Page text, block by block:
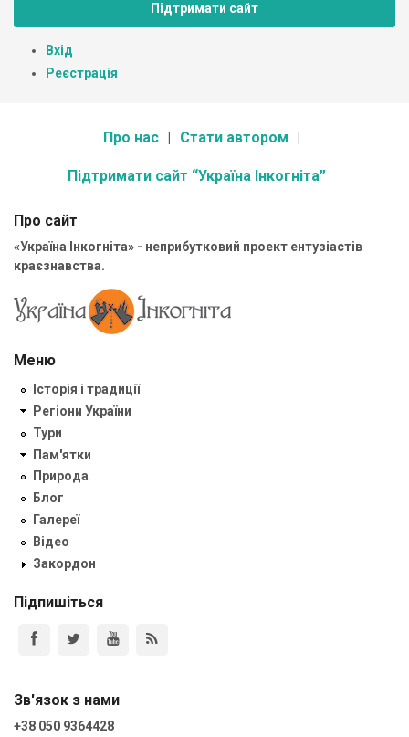
Підтримати сайт
Вхід
Реєстрація
Про нас Стати автором
Підтримати сайт “Україна Інкогніта”
Про сайт
«Україна Інкогніта» - неприбутковий проект ентузіастів
краєзнавства.
Меню
Історія і традиції
Регіони України
Тури
Пам'ятки
Природа
Блог
Галереї
Відео
Закордон
Підпишіться
Зв'язок з нами
+38 050 9364428